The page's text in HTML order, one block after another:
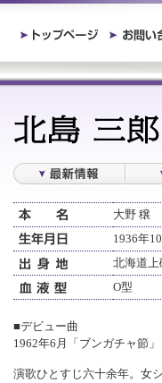
大野 穣
1936年
北海道
O型
■デビュー曲
1962年6月「ブンガチャ節」
演歌ひとすじ六十余年。女